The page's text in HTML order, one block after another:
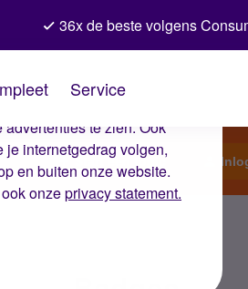
dat je ervaring op de
te zien. Ook
internetgedrag volgen,
en buiten onze website.
onzeprivacy statement.
36x de beste volgens
Service
Start een topic